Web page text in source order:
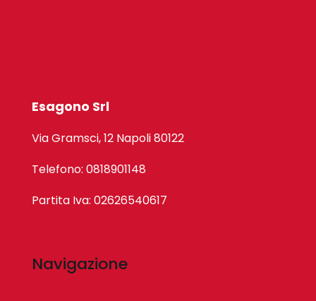
Esagono Srl
Via Gramsci, 12 Napoli 80122
Telefono: 0818901148
Partita Iva: 02626540617
Navigazione